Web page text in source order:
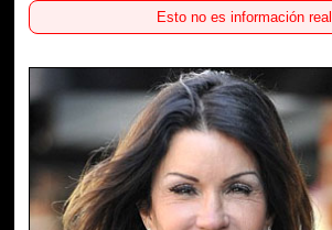
Esto no es información real